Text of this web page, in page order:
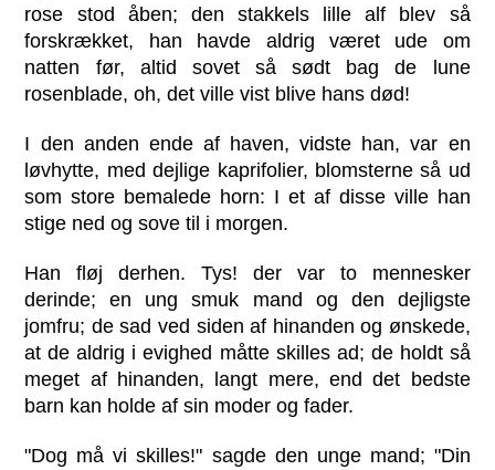
rose stod åben; den stakkels lille alf blev så
forskrækket, han havde aldrig været ude om
natten før, altid sovet så sødt bag de lune
rosenblade, oh, det ville vist blive hans død!
I den anden ende af haven, vidste han, var en
løvhytte, med dejlige kaprifolier, blomsterne så ud
som store bemalede horn: I et af disse ville han
stige ned og sove til i morgen.
Han fløj derhen. Tys! der var to mennesker
derinde; en ung smuk mand og den dejligste
jomfru; de sad ved siden af hinanden og ønskede,
at de aldrig i evighed måtte skilles ad; de holdt så
meget af hinanden, langt mere, end det bedste
barn kan holde af sin moder og fader.
"Dog må vi skilles!" sagde den unge mand; "Din